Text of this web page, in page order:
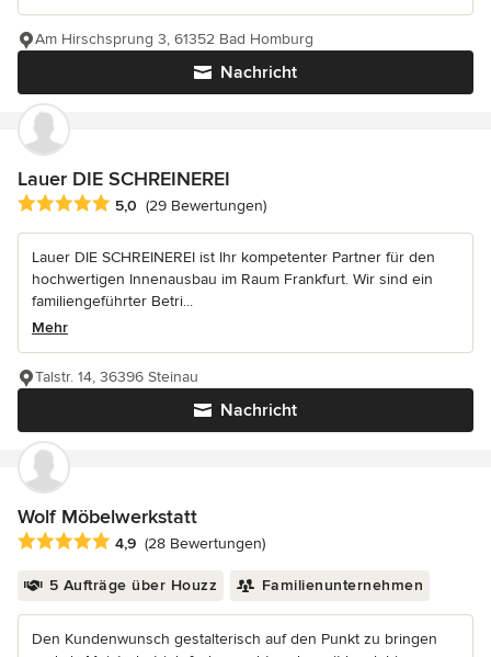
Nachricht
Am Hirschsprung 3, 61352 Bad Homburg
Lauer DIE SCHREINEREI
Durchschnittliche Bewertung: 5 von 5 Sternen
5,0 (29 Bewertungen)
Lauer DIE SCHREINEREI ist Ihr kompetenter Partner für den
hochwertigen Innenausbau im Raum Frankfurt. Wir sind ein
familiengeführter Betri...
Mehr
Nachricht
Talstr. 14, 36396 Steinau
Wolf Möbelwerkstatt
Durchschnittliche Bewertung: 4.9 von 5 Sternen
4,9 (28 Bewertungen)
5 Aufträge über Houzz Familienunternehmen
Den Kundenwunsch gestalterisch auf den Punkt zu bringen